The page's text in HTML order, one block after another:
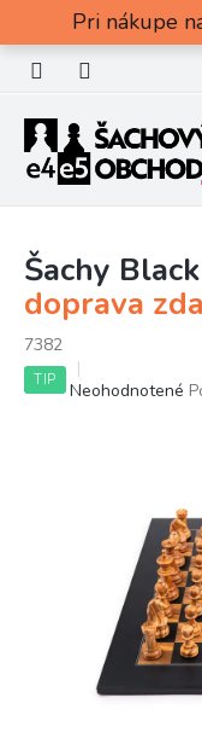
obsah
Pri nákupe
Šachy
doprava
7382
TIP
Priemerné
hviezdičiek.
Neohodnotené